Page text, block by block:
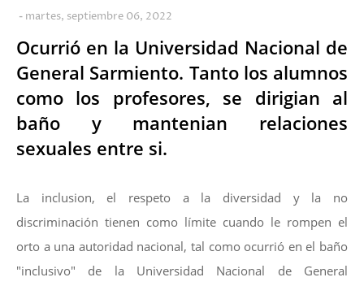
martes, septiembre 06, 2022
Ocurrió en la Universidad Nacional de
General Sarmiento. Tanto los alumnos
como los profesores, se dirigian al
baño y mantenian relaciones
sexuales entre si.
La inclusion, el respeto a la diversidad y la no
discriminación tienen como límite cuando le rompen el
orto a una autoridad nacional, tal como ocurrió en el baño
"inclusivo" de la Universidad Nacional de General